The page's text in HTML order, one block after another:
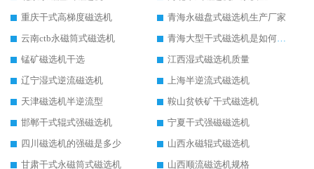
重庆干式高梯度磁选机
青海永磁盘式磁选机生产厂家
云南ctb永磁筒式磁选机
青海大型干式磁选机是如何选矿的
锰矿磁选机干选
江西湿式磁选机质量
辽宁湿式逆流磁选机
上海半逆流式磁选机
天津磁选机半逆流型
鞍山贫铁矿干式磁选机
邯郸干式辊式强磁选机
宁夏干式强磁磁选机
四川磁选机的强磁是多少
山西永磁辊式磁选机
甘肃干式永磁筒式磁选机
山西顺流磁选机规格